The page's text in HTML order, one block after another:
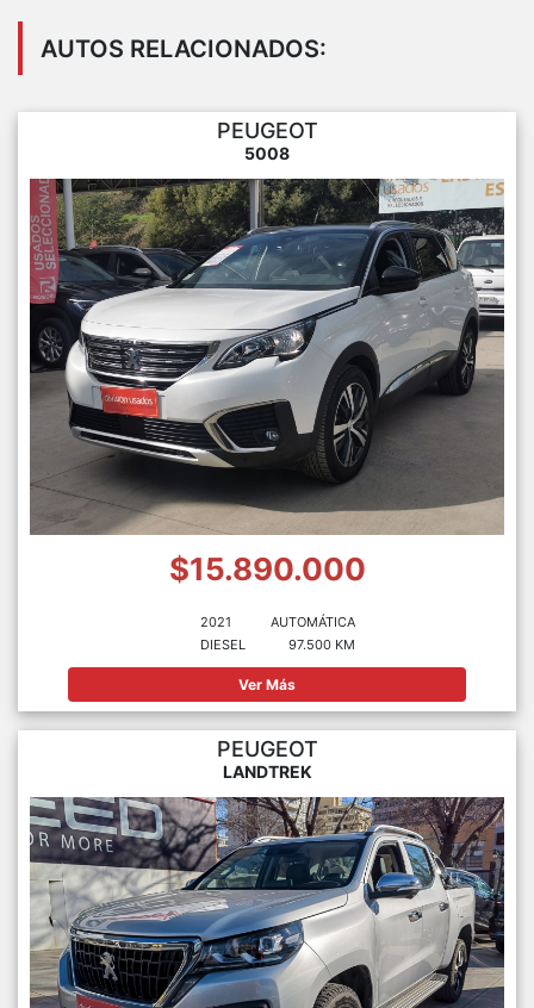
AUTOS RELACIONADOS:
PEUGEOT
5008
$15.890.000
2021
DIESEL
AUTOMÁTICA
97.500 KM
Ver Más
PEUGEOT
LANDTREK